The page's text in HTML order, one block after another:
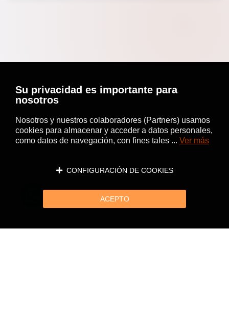
Su privacidad es importante para
nosotros
Nosotros y nuestros colaboradores (Partners) usamos
cookies para almacenar y acceder a datos personales,
como datos de navegación, con fines tales ... Ver más
CONFIGURACIÓN DE COOKIES
ACEPTO